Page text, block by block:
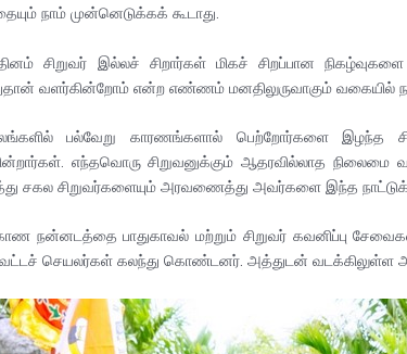
நாம் முன்னெடுக்கக் கூடாது.
சிறுவர் இல்லச் சிறார்கள் மிகச் சிறப்பான
வளர்கின்றோம் என்ற எண்ணம் மனதிலுருவாகும் வகையில்
பல்வேறு காரணங்களால் பெற்றோர்களை இழந்த
எந்தவொரு சிறுவனுக்கும் ஆதரவில்லாத
சகல சிறுவர்களையும் அரவணைத்து அவர்களை இந்த
நன்னடத்தை பாதுகாவல் மற்றும் சிறுவர் கவனிப்பு
செயலர்கள் கலந்து கொண்டனர். அத்துடன் வடக்கிலுள்ள